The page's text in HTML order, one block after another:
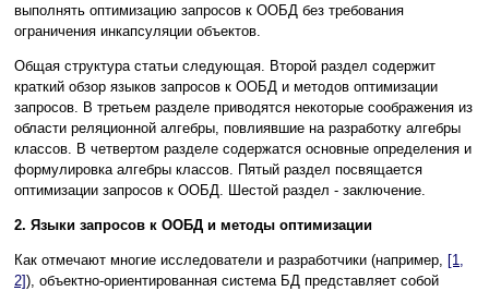
выполнять оптимизацию запросов к ООБД без требования
ограничения инкапсуляции объектов.
Общая структура статьи следующая. Второй раздел содержит
краткий обзор языков запросов к ООБД и методов оптимизации
запросов. В третьем разделе приводятся некоторые соображения из
области реляционной алгебры, повлиявшие на разработку алгебры
классов. В четвертом разделе содержатся основные определения и
формулировка алгебры классов. Пятый раздел посвящается
оптимизации запросов к ООБД. Шестой раздел - заключение.
2. Языки запросов к ООБД и методы оптимизации
Как отмечают многие исследователи и разработчики (например, [1,
2]), объектно-ориентированная система БД представляет собой